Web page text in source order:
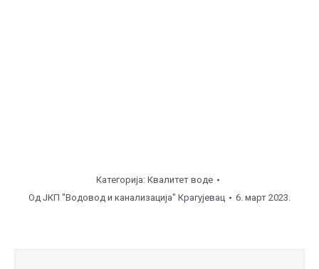
Категорија: Квалитет воде
Од ЈКП "Водовод и канализација" Крагујевац 6. март 2023.